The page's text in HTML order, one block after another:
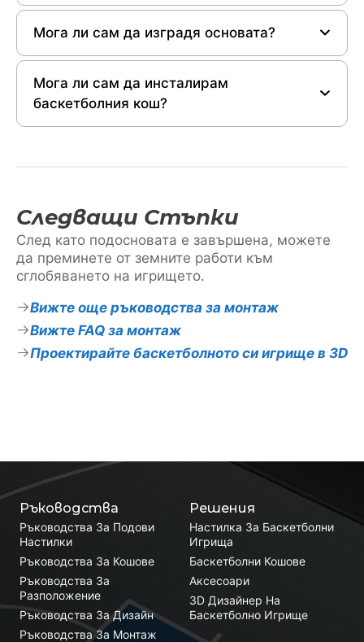
Мога ли сам да изградя основата?
Мога ли сам да инсталирам
баскетболния кош?
Следващи Стъпки
След като подосновата е завършена, можете
да преминете от земните работи към
сглобяването на игрището.
Вижте още ръководства за монтаж
Вижте FAQ за монтаж
Проектирайте баскетболното си игрище в 3D
Решения
Настилка За Баскетболни
Игрища
Баскетболни Кошове
Аксесоари
3D Дизайнер На
Баскетболно Игрище
Ръководства
Ръководства За Подови
Настилки
Ръководства За Кошове
Ръководства За
Разположение
Ръководства За Дизайн
Ръководства За Монтаж